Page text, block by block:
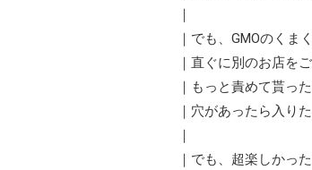
｜でも、GMOのくま
｜直ぐに別のお店をご
｜もっと責めて貰った
｜穴があったら入りた
｜でも、超楽しかっ